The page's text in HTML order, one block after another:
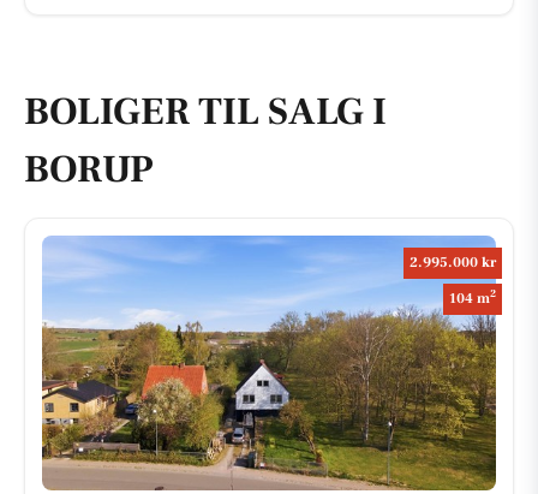
BOLIGER TIL SALG I
BORUP
2.995.000 kr
104 m2